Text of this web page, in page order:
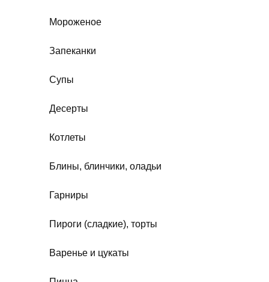
Мороженое
Запеканки
Супы
Десерты
Котлеты
Блины, блинчики, оладьи
Гарниры
Пироги (сладкие), торты
Варенье и цукаты